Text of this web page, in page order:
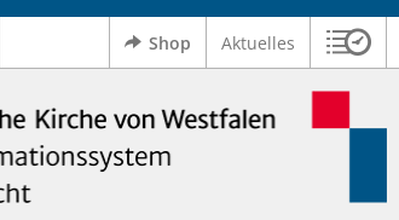
Shop Aktuelles
oder "Pfarrerausschuss".